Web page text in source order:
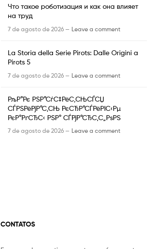
Что такое роботизация и как она влияет
на труд
7 de agosto de 2026 — Leave a comment
La Storia della Serie Pirots: Dalle Origini a
Pirots 5
7 de agosto de 2026 — Leave a comment
РљР°Рє РЅР°СѓС‡РёС‚СЊСЃСЏ
СЃРЅРёРјР°С‚СЊ РєСЂР°СЃРёРІС‹Рµ
РєР°РґСЂС‹ РЅР° СЃРјР°СЂС‚С„РѕРЅ
7 de agosto de 2026 — Leave a comment
CONTATOS